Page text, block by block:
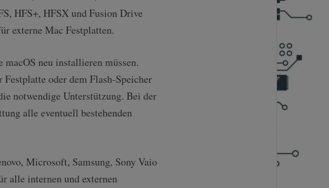
HFS+, HFSX und Fusion Drive
externe Mac Festplatten.
neu installieren müssen.
oder dem Flash-Speicher
notwendige Unterstützung. Bei der
alle eventuell bestehenden
Microsoft, Samsung, Sony Vaio
alle internen und externen